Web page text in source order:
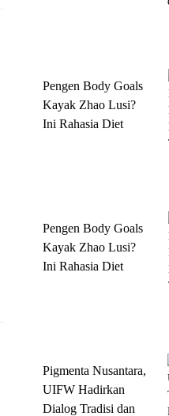
Pengen Body Goals
Kayak Zhao Lusi?
Ini Rahasia Diet
Pengen Body Goals
Kayak Zhao Lusi?
Ini Rahasia Diet
Pigmenta Nusantara,
UIFW Hadirkan
Dialog Tradisi dan